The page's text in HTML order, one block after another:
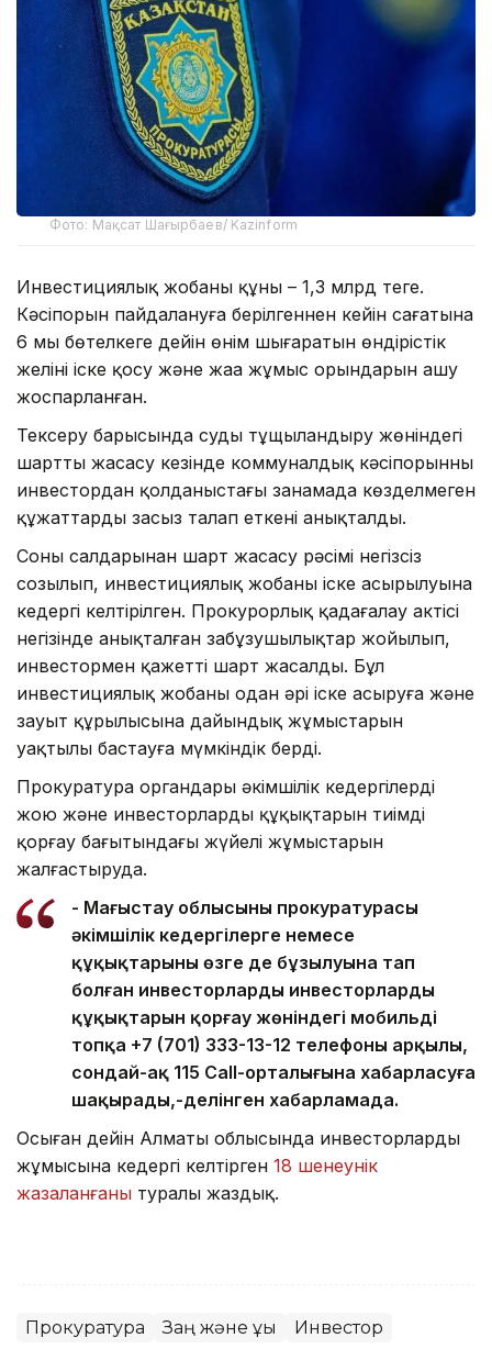
Фото: Мақсат Шағырбаев/ Kazinform
Инвестициялық жобаның құны – 1,3 млрд теңге.
Кәсіпорын пайдалануға берілгеннен кейін сағатына
6 мың бөтелкеге дейін өнім шығаратын өндірістік
желіні іске қосу және жаңа жұмыс орындарын ашу
жоспарланған.
Тексеру барысында суды тұщыландыру жөніндегі
шартты жасасу кезінде коммуналдық кәсіпорынның
инвестордан қолданыстағы заңнамада көзделмеген
құжаттарды заңсыз талап еткені анықталды.
Соның салдарынан шарт жасасу рәсімі негізсіз
созылып, инвестициялық жобаның іске асырылуына
кедергі келтірілген. Прокурорлық қадағалау актісі
негізінде анықталған заңбұзушылықтар жойылып,
инвестормен қажетті шарт жасалды. Бұл
инвестициялық жобаны одан әрі іске асыруға және
зауыт құрылысына дайындық жұмыстарын
уақтылы бастауға мүмкіндік берді.
Прокуратура органдары әкімшілік кедергілерді
жою және инвесторлардың құқықтарын тиімді
қорғау бағытындағы жүйелі жұмыстарын
жалғастыруда.
- Маңғыстау облысының прокуратурасы
әкімшілік кедергілерге немесе
құқықтарының өзге де бұзылуына тап
болған инвесторларды инвесторлардың
құқықтарын қорғау жөніндегі мобильді
топқа +7 (701) 333-13-12 телефоны арқылы,
сондай-ақ 115 Call-орталығына хабарласуға
шақырады,-делінген хабарламада.
Осыған дейін Алматы облысында инвесторлардың
жұмысына кедергі келтірген 18 шенеунік
жазаланғаны туралы жаздық.
Прокуратура Заң және құқық Инвестор